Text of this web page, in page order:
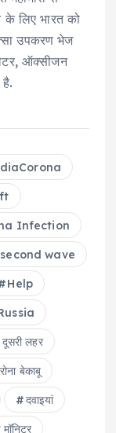
के लिए भारत को
उपकरण भेज
ऑक्सीजन
Infection
wave
Help
दूसरी लहर
बेकाबू
दवाइयां